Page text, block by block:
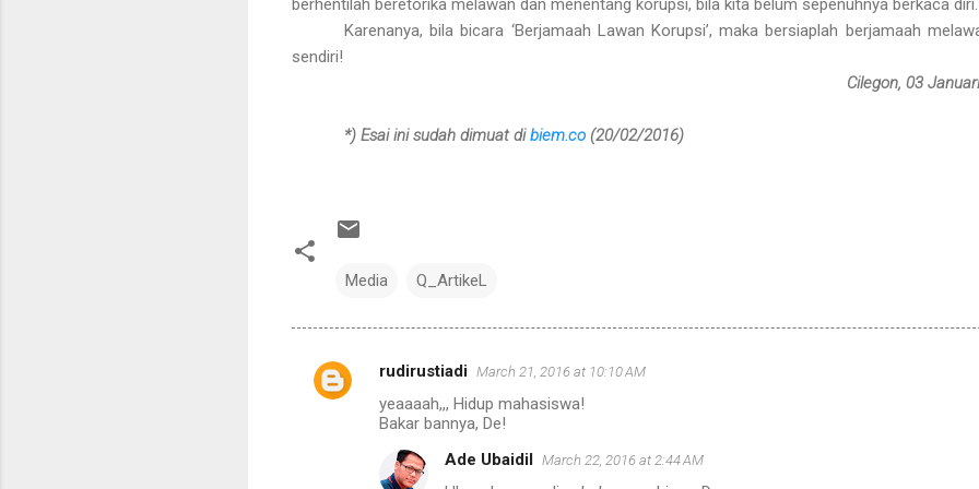
Karenanya, bila bicara ‘Berjamaah Lawan Korupsi’, maka bersiaplah berjamaah
sendiri!
Cilegon, 03
*) Esai ini sudah dimuat dibiem.co (20/02/2016)
Media Q_ArtikeL
C
rudirustiadi March 21, 2016 at 10:10 AM
yeaaaah,,, Hidup mahasiswa!
Bakar bannya, De!
Ade Ubaidil March 22, 2016 at 2:44 AM